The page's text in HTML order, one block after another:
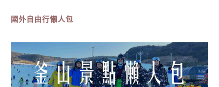
國外自由行懶人包